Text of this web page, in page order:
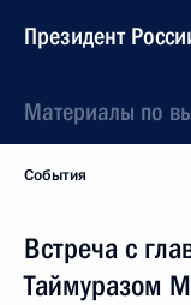
Президент
Материалы по
События
Встреча с
Таймуразом